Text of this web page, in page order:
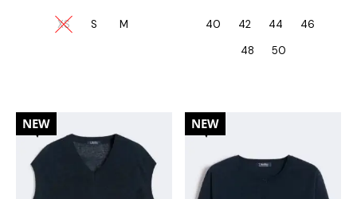
XS S M 40 42 44
46
48
50
30%
NEW 30%
NEW